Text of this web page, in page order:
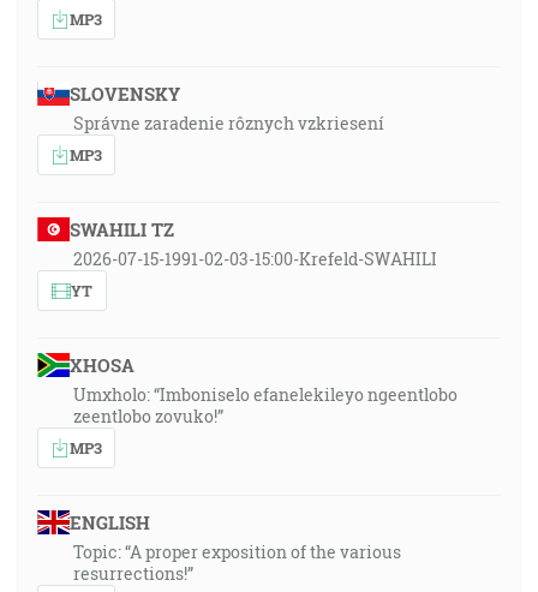
MP3
SLOVENSKY
Správne zaradenie rôznych vzkriesení
MP3
SWAHILI TZ
2026-07-15-1991-02-03-15:00-Krefeld-SWAHILI
YT
XHOSA
Umxholo: “Imboniselo efanelekileyo ngeentlobo
zeentlobo zovuko!”
MP3
ENGLISH
Topic: “A proper exposition of the various
resurrections!”